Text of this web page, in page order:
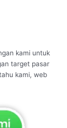
kami untuk
target pasar
kami, web